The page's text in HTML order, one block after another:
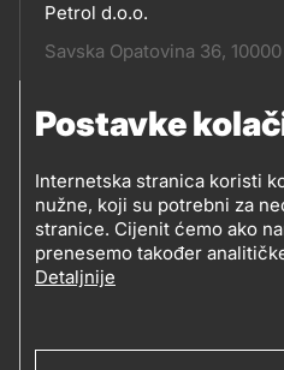
Postavke
Internetska stranica koristi
nužne, koji su potrebni za
stranice. Cijenit ćemo ako
prenesemo također
Detaljnije
Pratite
Petrol d.o.o.
Savska Opatovina 36,
Pratite
nas
Social
media
PRATITE PETROL NA